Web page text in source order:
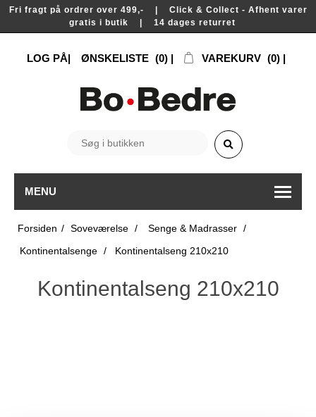
Fri fragt på ordrer over 499,- | Click & Collect - Afhent varer
gratis i butik | 14 dages returret
LOG PÅ ØNSKELISTE (0) VAREKURV (0)
MENU
Forsiden / Soveværelse / Senge & Madrasser /
Kontinentalsenge / Kontinentalseng 210x210
Kontinentalseng 210x210